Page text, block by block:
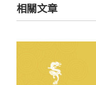
相關文章